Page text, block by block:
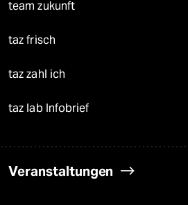
team zukunft
taz frisch
taz zahl ich
taz lab Infobrief
Veranstaltungen